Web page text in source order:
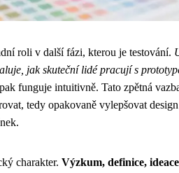
roli v další fázi, kterou je testování.
jak skuteční lidé pracují s
funguje intuitivně. Tato zpětná
tedy opakovaně vylepšovat
charakter. Výzkum, definice,